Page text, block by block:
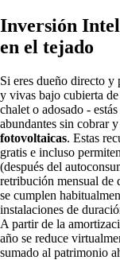
Inversión
en el tejado
Si eres dueño directo y
y vivas bajo cubierta
chalet o adosado -
abundantes sin cobrar
fotovoltaicas. Estas
gratis e incluso
(después del
retribución mensual de
se cumplen
instalaciones de
A partir de la
año se reduce
sumado al patrimonio